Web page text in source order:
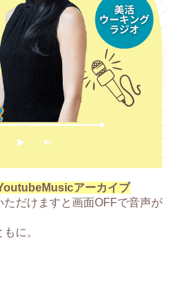
アーカイブ
だけますと画面OFFで音声が
に。